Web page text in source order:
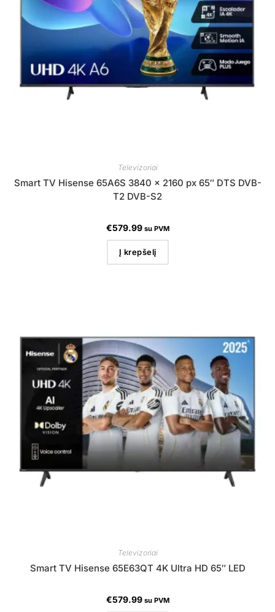
Televizoriai
Smart TV Hisense 65A6S 3840 x 2160 px 65″ DTS DVB-
T2 DVB-S2
€579.99 su PVM
Į krepšelį
Televizoriai
Smart TV Hisense 65E63QT 4K Ultra HD 65″ LED
€579.99 su PVM